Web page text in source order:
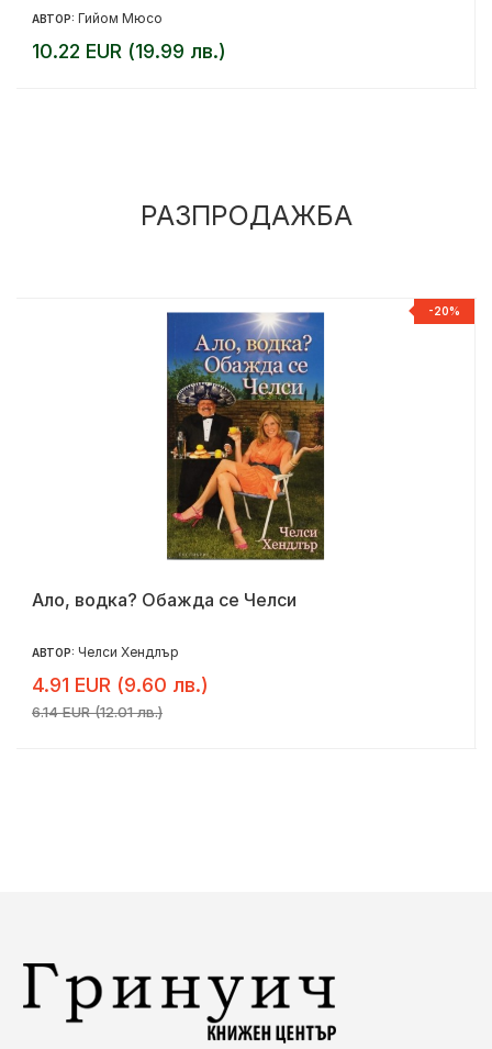
АВТОР: Гийом Мюсо
10.22 EUR (19.99 лв.)
РАЗПРОДАЖБА
-20%
Ало, водка? Обажда се Челси
АВТОР: Челси Хендлър
4.91 EUR (9.60 лв.)
6.14 EUR (12.01 лв.)